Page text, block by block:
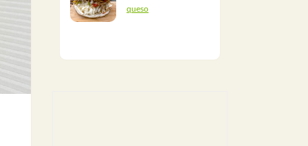
queso